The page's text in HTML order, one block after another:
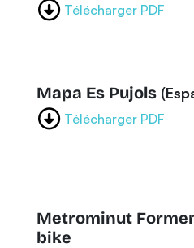
Télécharger PDF
Mapa Es Pujols
Télécharger PDF
Metrominut
bike